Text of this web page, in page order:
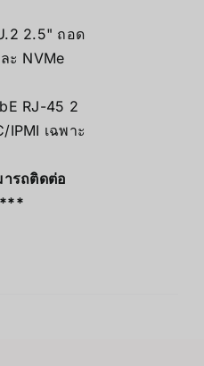
2.5" ถอด
ะ NVMe
RJ-45 2
IPMI เฉพาะ
รถติดต่อ